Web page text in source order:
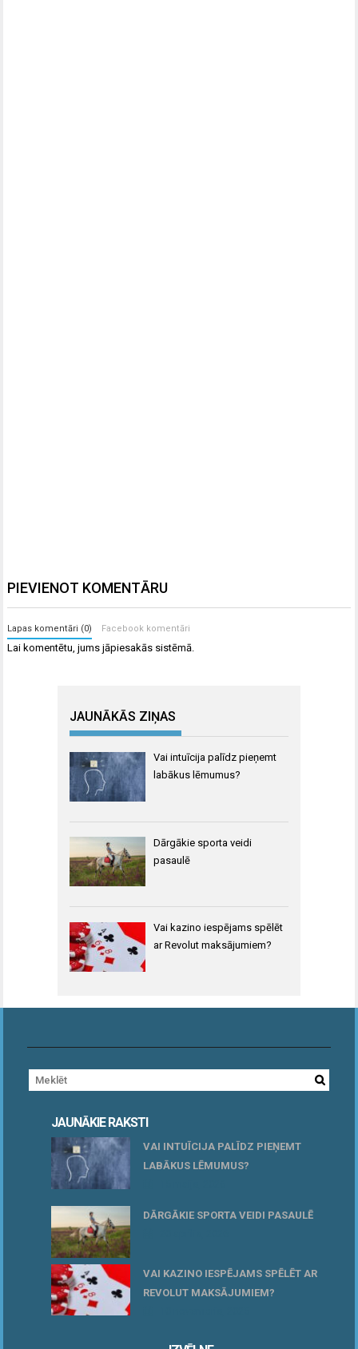
PIEVIENOT KOMENTĀRU
Lapas komentāri (0) Facebook komentāri
Lai komentētu, jumsjāpiesakās sistēmā.
JAUNĀKĀS ZIŅAS
Vai intuīcija palīdz pieņemt
labākus lēmumus?
Dārgākie sporta veidi
pasaulē
Vai kazino iespējams spēlēt
ar Revolut maksājumiem?
JAUNĀKIE RAKSTI
VAI INTUĪCIJA PALĪDZ PIEŅEMT
LABĀKUS LĒMUMUS?
DĀRGĀKIE SPORTA VEIDI PASAULĒ
VAI KAZINO IESPĒJAMS SPĒLĒT AR
REVOLUT MAKSĀJUMIEM?